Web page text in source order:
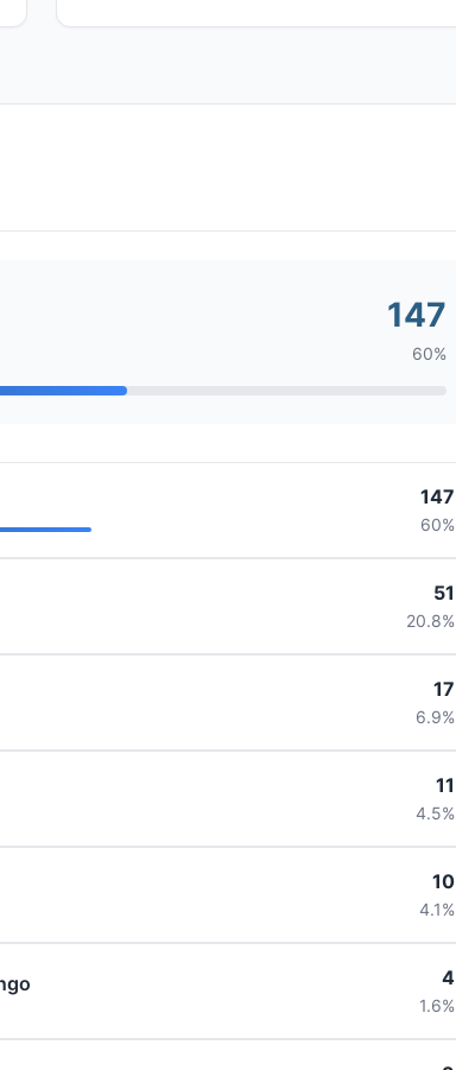
147
60%
147
60%
51
20.8%
17
6.9%
11
4.5%
10
4.1%
4
1.6%